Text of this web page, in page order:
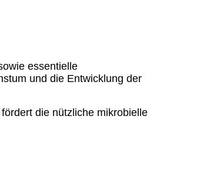
essentielle
und die Entwicklung der
die nützliche mikrobielle